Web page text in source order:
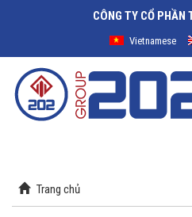
CÔNG TY CỔ
Vietnamese
Trang chủ